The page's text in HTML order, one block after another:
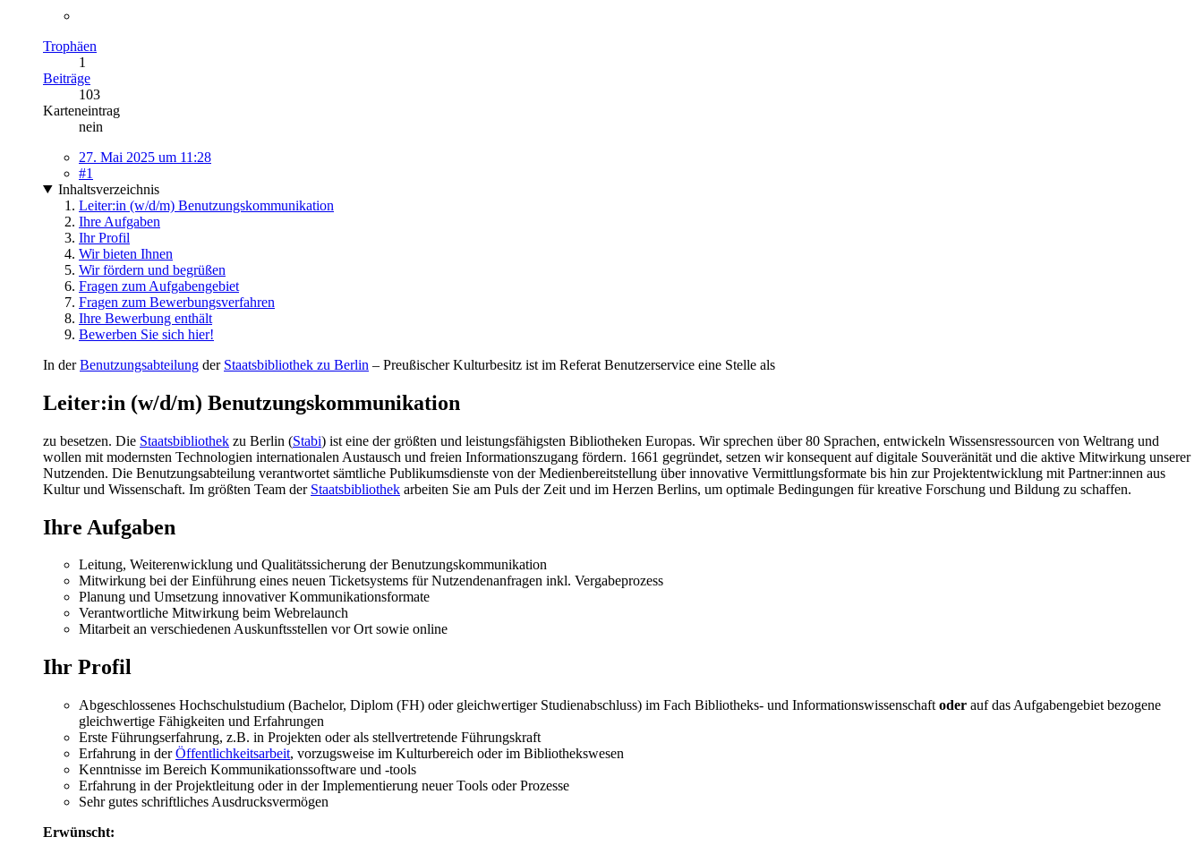
Trophäen
1
Beiträge
103
Karteneintrag
nein
27. Mai 2025 um 11:28
#1
Inhaltsverzeichnis
Leiter:in (w/d/m) Benutzungskommunikation
Ihre Aufgaben
Ihr Profil
Wir bieten Ihnen
Wir fördern und begrüßen
Fragen zum Aufgabengebiet
Fragen zum Bewerbungsverfahren
Ihre Bewerbung enthält
Bewerben Sie sich hier!
In derBenutzungsabteilung der Staatsbibliothek zu Berlin – Preußischer Kulturbesitz ist im Referat Benutzerservice eine Stelle als
Leiter:in (w/d/m) Benutzungskommunikation
zu besetzen. Die Staatsbibliothek zu Berlin (Stabi) ist eine der größten und leistungsfähigsten Bibliotheken Europas. Wir sprechen über 80 Sprachen, entwickeln Wissensressourcen von Weltrang und
wollen mit modernsten Technologien internationalen Austausch und freien Informationszugang fördern. 1661 gegründet, setzen wir konsequent auf digitale Souveränität und die aktive Mitwirkung unserer
Nutzenden. Die Benutzungsabteilung verantwortet sämtliche Publikumsdienste von der Medienbereitstellung über innovative Vermittlungsformate bis hin zur Projektentwicklung mit Partner:innen aus
Kultur und Wissenschaft. Im größten Team der Staatsbibliothek arbeiten Sie am Puls der Zeit und im Herzen Berlins, um optimale Bedingungen für kreative Forschung und Bildung zu schaffen.
Ihre Aufgaben
Leitung, Weiterenwicklung und Qualitätssicherung der Benutzungskommunikation
Mitwirkung bei der Einführung eines neuen Ticketsystems für Nutzendenanfragen inkl. Vergabeprozess
Planung und Umsetzung innovativer Kommunikationsformate
Verantwortliche Mitwirkung beim Webrelaunch
Mitarbeit an verschiedenen Auskunftsstellen vor Ort sowie online
Ihr Profil
Abgeschlossenes Hochschulstudium (Bachelor, Diplom (FH) oder gleichwertiger Studienabschluss) im Fach Bibliotheks- und Informationswissenschaft oder auf das Aufgabengebiet bezogene
gleichwertige Fähigkeiten und Erfahrungen
Erste Führungserfahrung, z.B. in Projekten oder als stellvertretende Führungskraft
Erfahrung in derÖffentlichkeitsarbeit, vorzugsweise im Kulturbereich oder im Bibliothekswesen
Kenntnisse im Bereich Kommunikationssoftware und -tools
Erfahrung in der Projektleitung oder in der Implementierung neuer Tools oder Prozesse
Sehr gutes schriftliches Ausdrucksvermögen
Erwünscht: